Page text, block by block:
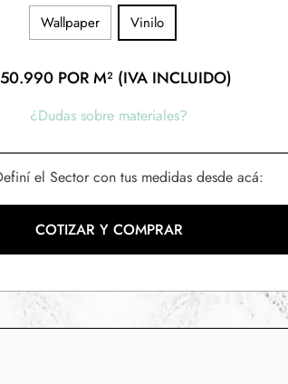
Wallpaper Vinilo
50.990 POR M² (IVA INCLUIDO)
¿Dudas sobre materiales?
el Sector con tus medidas desde acá:
COTIZAR Y COMPRAR